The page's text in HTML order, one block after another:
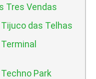
Tres Vendas
das Telhas
Park